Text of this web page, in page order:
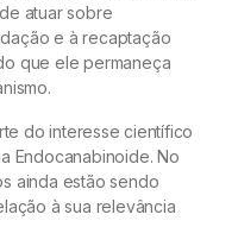
atuar sobre
e à recaptação
que ele permaneça
do interesse científico
Endocanabinoide. No
ainda estão sendo
à sua relevância